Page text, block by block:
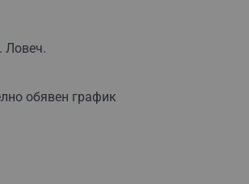
Ловеч.
обявен график